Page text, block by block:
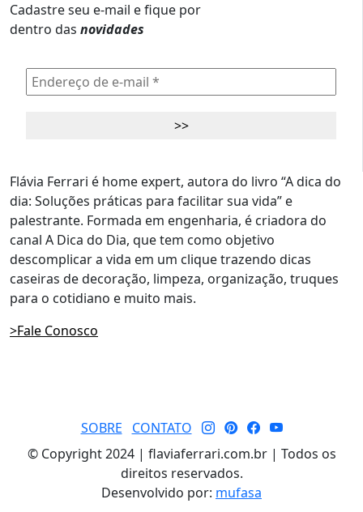
Cadastre seu e-mail e fique por
dentro das novidades
Flávia Ferrari é home expert, autora do livro “A dica do
dia: Soluções práticas para facilitar sua vida” e
palestrante. Formada em engenharia, é criadora do
canal A Dica do Dia, que tem como objetivo
descomplicar a vida em um clique trazendo dicas
caseiras de decoração, limpeza, organização, truques
para o cotidiano e muito mais.
>Fale Conosco
SOBRE
CONTATO
© Copyright 2024 | flaviaferrari.com.br | Todos os
direitos reservados.
Desenvolvido por: mufasa